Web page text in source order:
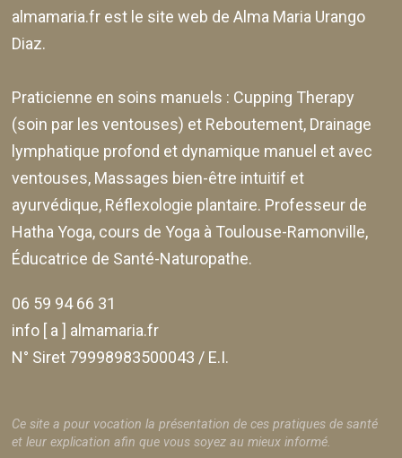
almamaria.fr est le site web deAlma Maria Urango
Diaz.
Praticienne en soins manuels : Cupping Therapy
(soin par les ventouses) et Reboutement, Drainage
lymphatique profond et dynamique manuel et avec
ventouses, Massages bien-être intuitif et
ayurvédique, Réflexologie plantaire. Professeur de
Hatha Yoga, cours de Yoga à Toulouse-Ramonville,
Éducatrice de Santé-Naturopathe.
06 59 94 66 31
info [ a ] almamaria.fr
N° Siret 79998983500043 / E.I.
Ce site a pour vocation la présentation de ces pratiques de santé
et leur explication afin que vous soyez au mieux informé.